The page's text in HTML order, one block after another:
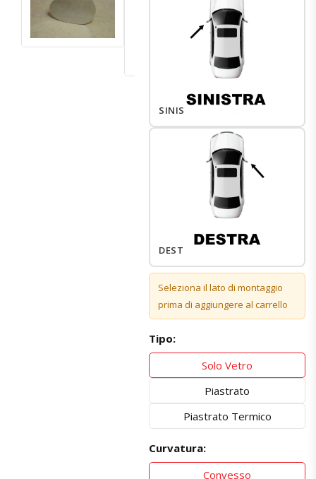
SINISTRO
DESTRO
Seleziona il lato di montaggio
prima di aggiungere al carrello
Tipo:
Solo Vetro
Piastrato
Piastrato Termico
Curvatura:
Convesso